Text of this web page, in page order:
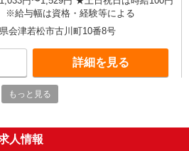
※給与幅は資格・経験等による
会津若松市古川町10番8号
詳細を見る
市⇒需要のある福祉業界で介護デビュ
支援あり
もっと見る
人情報